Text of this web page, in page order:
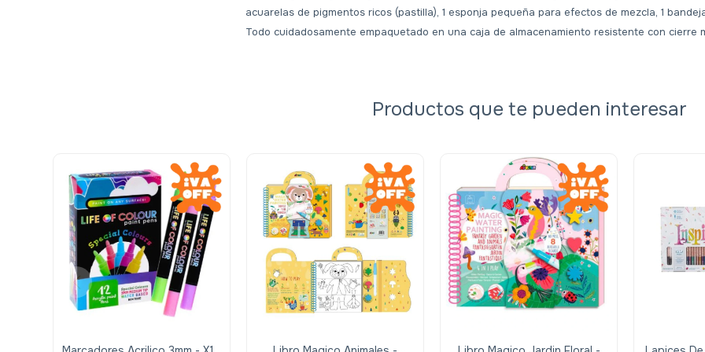
acuarelas de pigmentos ricos (pastilla), 1 esponja pequeña para efectos de mezcla, 1
Todo cuidadosamente empaquetado en una caja de almacenamiento resistente con cierre
Productos que te pueden interesar